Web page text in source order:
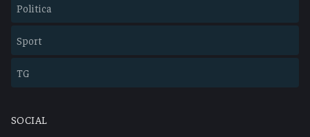
Politica
Sport
TG
SOCIAL